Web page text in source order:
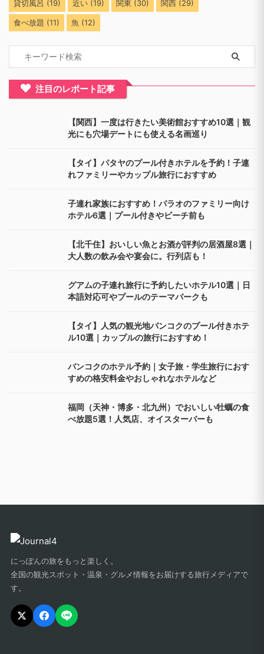
貸切風呂 (19) 近い (19) 関東 (30) 関西 (29)
食べ放題 (11) 魚 (12)
注目のレポート記事
【関西】一度は行きたい美術館おすすめ10選｜観
光にも穴場デートにも使える名画巡り
【タイ】パタヤのプール付きホテルを予約！子連
れファミリーやカップル旅行におすすめ
子連れ家族におすすめ！パラオのファミリー向け
ホテル6選｜プール付きやビーチ前も
【北千住】おいしい魚とお酒が評判の居酒屋8選｜
大人数の飲み会や宴会に。行列店も！
グアムの子連れ旅行に予約したいホテル10選｜日
本語対応可やプールのテーマパークも
【タイ】人気の観光地バンコクのプール付きホテ
ル10選｜カップルの旅行におすすめ！
バンコクのホテル予約｜女子旅・学生旅行におす
すめの格安料金やおしゃれなホテルなど
福岡（天神・博多・北九州）でおいしい牡蠣の食
べ放題5選！人気店、オイスターバーも
にっぽんの旅をもっと楽しく。
全国の観光スポット・温泉・グルメ情報をお届けする旅行メディアで
す。